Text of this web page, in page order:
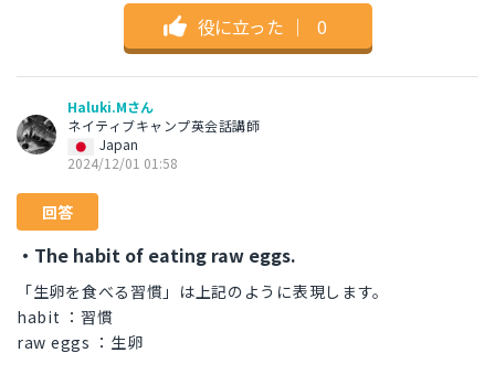
役に立った ｜ 0
Haluki.Mさん
ネイティブキャンプ英会話講師
Japan
2024/12/01 01:58
回答
・The habit of eating raw eggs.
「生卵を食べる習慣」は上記のように表現します。
habit ：習慣
raw eggs ：生卵